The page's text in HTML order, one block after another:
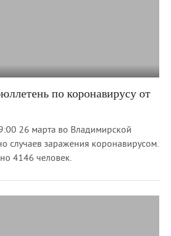
по коронавирусу от
26 марта во Владимирской
случаев заражения коронавирусом.
4146 человек.